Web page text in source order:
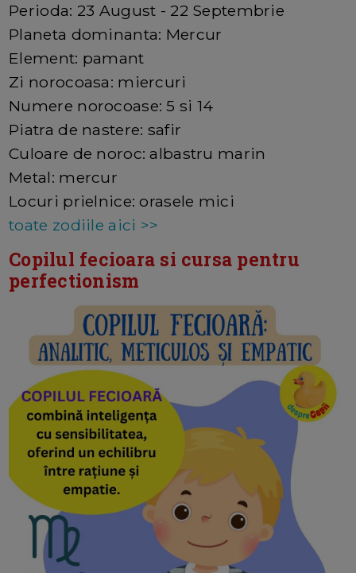
Perioda: 23 August - 22 Septembrie
Planeta dominanta: Mercur
Element: pamant
Zi norocoasa: miercuri
Numere norocoase: 5 si 14
Piatra de nastere: safir
Culoare de noroc: albastru marin
Metal: mercur
Locuri prielnice: orasele mici
toate zodiile aici >>
Copilul fecioara si cursa pentru
perfectionism